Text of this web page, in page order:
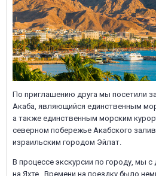
По приглашению друга мы посетили
Акаба, являющийся единственным
а также единственным морским
северном побережье Акабского
израильским городом Эйлат.
В процессе экскурсии по городу, мы
на Яхте. Времени на поездку было